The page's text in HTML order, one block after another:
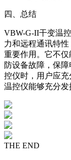
四、总结
VBW-G-II干变温
力和远程通讯特
重要作用。它不
防设备故障，保
控仪时，用户应
温控仪能够充分发
THE END